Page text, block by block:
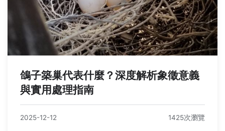
鴿子築巢代表什麼？深度解析象徵意義
與實用處理指南
2025-12-12 1425次瀏覽